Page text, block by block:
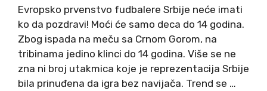
Evropsko prvenstvo fudbalere Srbije neće imati
ko da pozdravi! Moći će samo deca do 14 godina.
Zbog ispada na meču sa Crnom Gorom, na
tribinama jedino klinci do 14 godina. Više se ne
zna ni broj utakmica koje je reprezentacija Srbije
bila prinuđena da igra bez navijača. Trend se …